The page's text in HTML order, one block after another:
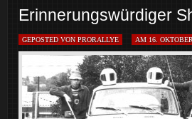
Erinnerungswürdiger
GEPOSTED VON PRORALLYE AM 16.